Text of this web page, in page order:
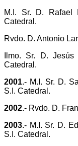
M.I. Sr. D. Rafael
Catedral.
Rvdo. D. Antonio
Ilmo. Sr. D.
Catedral.
2001.- M.I. Sr. D.
S.I. Catedral.
2002.- Rvdo. D.
2003.- M.I. Sr. D.
S.I. Catedral.